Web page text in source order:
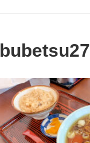
bubetsu27